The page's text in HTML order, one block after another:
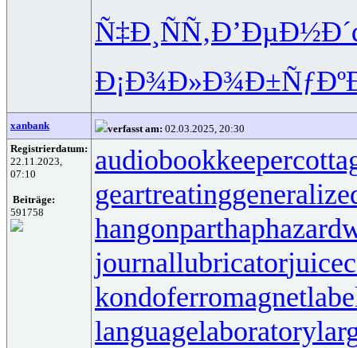
Ñ‡Ð¸ÑÑ‚Ð’ÐµÐ½Ð´
Ð¡Ð¾Ð»Ð¾
xanbank verfasst am: 02.03.2025, 20:30
Registrierdatum:
22.11.2023,
07:10
Beiträge:
591758
audiobookkeeper
geartreating
hangonpart
journallubricator
kondoferromagnet
languagelaboratory